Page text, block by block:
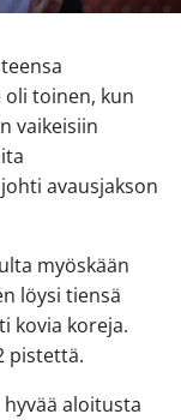
oli toinen, kun
vaikeisiin
avausjakson
myöskään
löysi tiensä
kovia koreja.
pistettä.
aloitusta